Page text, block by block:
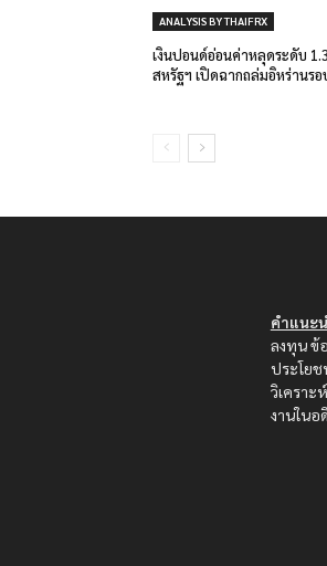
ANALYSIS BY THAIFRX
เงินปอนด์อ่อนค่าหลุดระดับ
สหรัฐฯ เปิดฉากถล่มอิหร่านรอ
คำแนะ
ลงทุน ข้
ประโยช
วิเคราะ
งานใน